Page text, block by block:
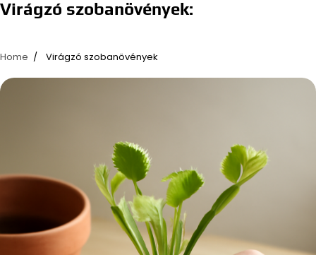
Virágzó szobanövények:
Home Virágzó szobanövények